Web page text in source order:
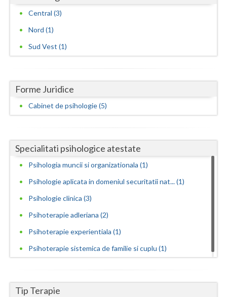
Central (3)
Nord (1)
Sud Vest (1)
Forme Juridice
Cabinet de psihologie (5)
Specialitati psihologice atestate
Psihologia muncii si organizationala (1)
Psihologie aplicata in domeniul securitatii nat... (1)
Psihologie clinica (3)
Psihoterapie adleriana (2)
Psihoterapie experientiala (1)
Psihoterapie sistemica de familie si cuplu (1)
Tip Terapie